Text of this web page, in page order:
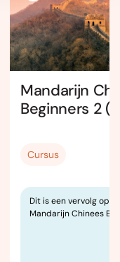
Mandarijn
Beginners 2
Cursus
Dit is een vervolg op
Mandarijn Chinees